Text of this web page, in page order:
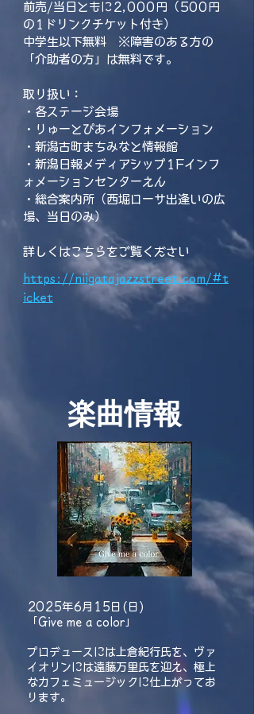
前売/当日ともに2,000円（500円
の1ドリンクチケット付き）
中学生以下無料 ※障害のある方の
「介助者の方」は無料です。
取り扱い：​
・各ステージ会場
・りゅーとぴあインフォメーション
・新潟古町まちみなと情報館
・新潟日報メディアシップ1Fインフ
ォメーションセンターえん
・総合案内所（西堀ローサ出逢いの広
場、当日のみ）
​詳しくはこちらをご覧ください
https://niigatajazzstreet.com/#t
icket
楽曲情報
2025年6月15日(日)
「Give me a color」
プロデュースには上倉紀行氏を、ヴァ
イオリンには遠藤万里氏を迎え、極上
なカフェミュージックに仕上がってお
ります。